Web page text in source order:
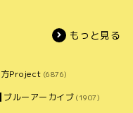
もっと見る
Project (6876)
ブルーアーカイブ (1907)